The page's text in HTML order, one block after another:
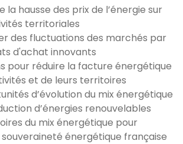
la hausse des prix de l’énergie sur
territoriales
des fluctuations des marchés par
d'achat innovants
pour réduire la facture énergétique
et de leurs territoires
d’évolution du mix énergétique
d’énergies renouvelables
du mix énergétique pour
énergétique française